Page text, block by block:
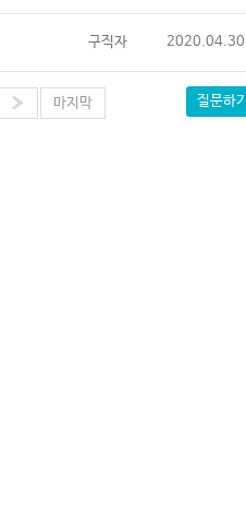
구직자 2020.04.30
» 마지막 질문하기